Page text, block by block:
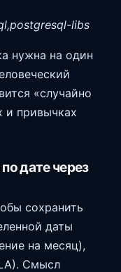
libs
нужна на один
«случайно
и привычках
дате через
сохранить
даты
на месяц),
Смысл